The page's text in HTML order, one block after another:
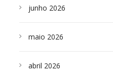
junho 2026
maio 2026
abril 2026